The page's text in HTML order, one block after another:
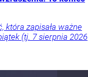
która zapisała ważne
(tj. 7 sierpnia 2026